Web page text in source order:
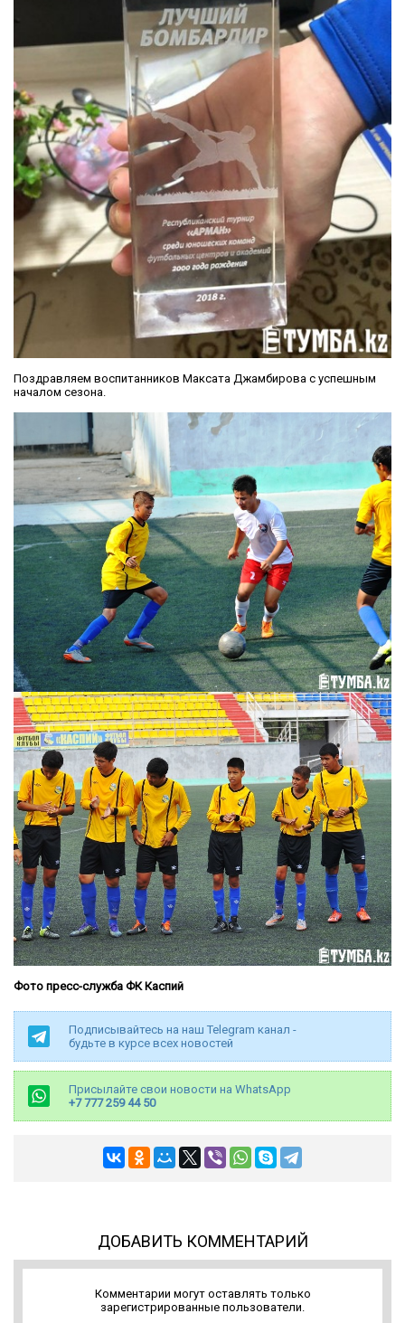
Поздравляем воспитанников Максата Джамбирова с успешным
началом сезона.
Фото пресс-служба ФК Каспий
Подписывайтесь на наш Telegram канал -
будьте в курсе всех новостей
Присылайте свои новости на WhatsApp
+7 777 259 44 50
ДОБАВИТЬ КОММЕНТАРИЙ
Комментарии могут оставлять только
зарегистрированные пользователи.